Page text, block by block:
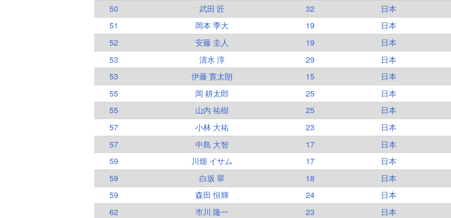
50
武田 匠 32 日本
51
岡本 季大 19 日本
52
安藤 圭人 19
日本
53
清水 淳 29 日本
53
伊藤 寛太朗 15 日本
55
岡 耕太郎 25
日本
55
山内 祐樹 25 日本
57
小林 大祐 23 日本
57
中島 大智 17 日本
59
川畑 イサム 17 日本
59
白坂 翠 18 日本
59
森田 恒輝 24
日本
62
市川 隆一 23
日本